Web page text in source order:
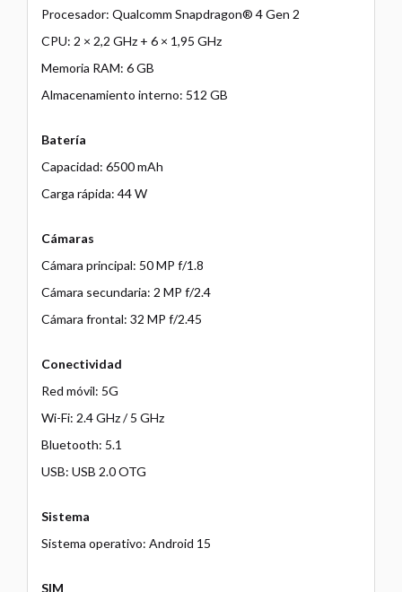
Procesador: Qualcomm Snapdragon® 4 Gen 2
CPU: 2 × 2,2 GHz + 6 × 1,95 GHz
Memoria RAM: 6 GB
Almacenamiento interno: 512 GB
Batería
Capacidad: 6500 mAh
Carga rápida: 44 W
Cámaras
Cámara principal: 50 MP f/1.8
Cámara secundaria: 2 MP f/2.4
Cámara frontal: 32 MP f/2.45
Conectividad
Red móvil: 5G
Wi-Fi: 2.4 GHz / 5 GHz
Bluetooth: 5.1
USB: USB 2.0 OTG
Sistema
Sistema operativo: Android 15
SIM